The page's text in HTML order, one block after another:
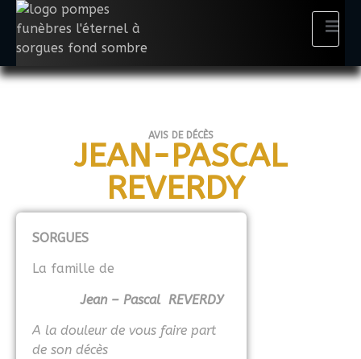
AVIS DE DÉCÈS
JEAN-PASCAL
REVERDY
SORGUES
La famille de
Jean – Pascal REVERDY
A la douleur de vous faire part
de son décès